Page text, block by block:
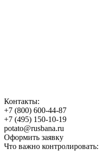
Контакты:
+7 (800) 600-44-87
+7 (495) 150-10-19
potato@rusbana.ru
Оформить заявку
Что важно контролировать: